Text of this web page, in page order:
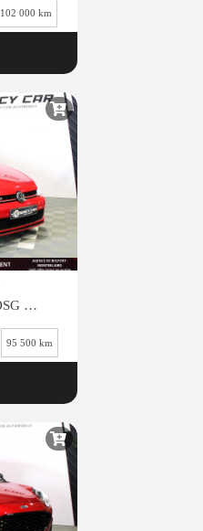
102 000 km
2.0 16V TSI - 245ch - BV DSG 7 VII BERLINE GTI Performance
95 500 km